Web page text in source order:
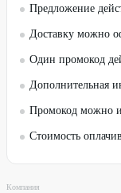
Предложение
Доставку можно
Один промокод
Дополнительная
Промокод можно
Стоимость
Компания